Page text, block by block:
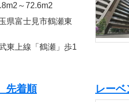
2 ～72.6m2
県富士見市鶴瀬東
東上線「鶴瀬」歩1
先着順 レー